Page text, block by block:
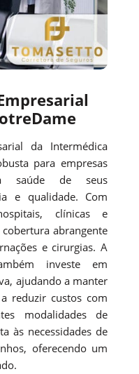
da Intermédica
para empresas
saúde de seus
e qualidade. Com
clínicas e
abrangente
e cirurgias. A
investe em
ajudando a manter
reduzir custos com
modalidades de
às necessidades de
oferecendo um